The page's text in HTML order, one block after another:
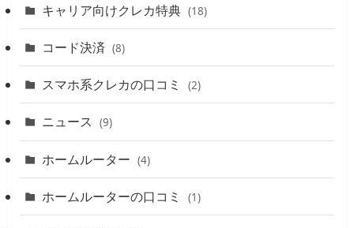
キャリア向けクレカ特典 (18)
コード決済 (8)
スマホ系クレカの口コミ (2)
ニュース (9)
ホームルーター (4)
ホームルーターの口コミ (1)